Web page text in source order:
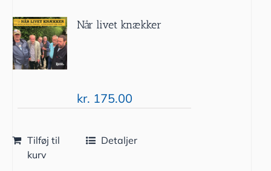
Når livet knækker
kr. 175.00
Tilføj til
kurv
Detaljer